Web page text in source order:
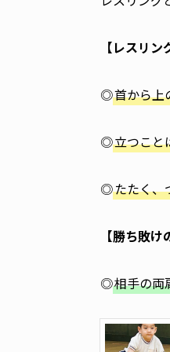
【レスリ
◎首から上
◎立つこと
◎たたく、
【勝ち敗け
◎相手の両